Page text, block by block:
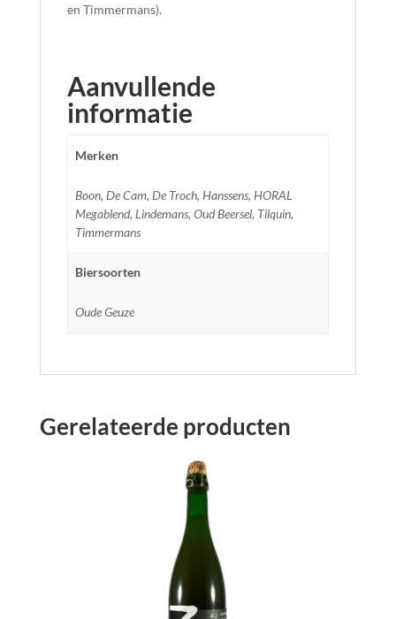
en Timmermans).
Aanvullende
informatie
Merken
Boon, De Cam, De Troch, Hanssens, HORAL
Megablend, Lindemans, Oud Beersel, Tilquin,
Timmermans
Biersoorten
Oude Geuze
Gerelateerde producten